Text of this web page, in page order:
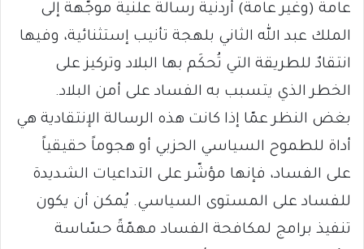
عامة (وغير عامة) أردنية رسالة علنية موجّهة إلى
الملك عبد الله الثاني بلهجة تأنيب إستثنائية، وفيها
انتقادٌ للطريقة التي تُحكَم بها البلاد وتركيز على
الخطر الذي يتسبب به الفساد على أمن البلاد.
بغض النظر عمّا إذا كانت هذه الرسالة الإنتقادية هي
أداة للطموح السياسي الحزبي أو هجوماً حقيقياً
على الفساد، فإنها مؤشّر على التداعيات الشديدة
للفساد على المستوى السياسي. يُمكن أن يكون
تنفيذ برامج لمكافحة الفساد مهمّةً حسّاسة